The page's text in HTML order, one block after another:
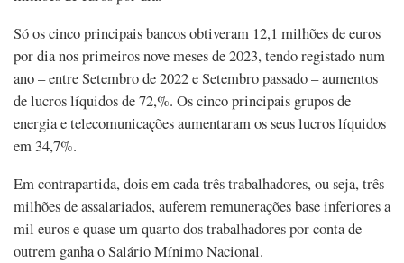
Só os cinco principais bancos obtiveram 12,1 milhões de euros
por dia nos primeiros nove meses de 2023, tendo registado num
ano – entre Setembro de 2022 e Setembro passado – aumentos
de lucros líquidos de 72,%. Os cinco principais grupos de
energia e telecomunicações aumentaram os seus lucros líquidos
em 34,7%.
Em contrapartida, dois em cada três trabalhadores, ou seja, três
milhões de assalariados, auferem remunerações base inferiores a
mil euros e quase um quarto dos trabalhadores por conta de
outrem ganha o Salário Mínimo Nacional.